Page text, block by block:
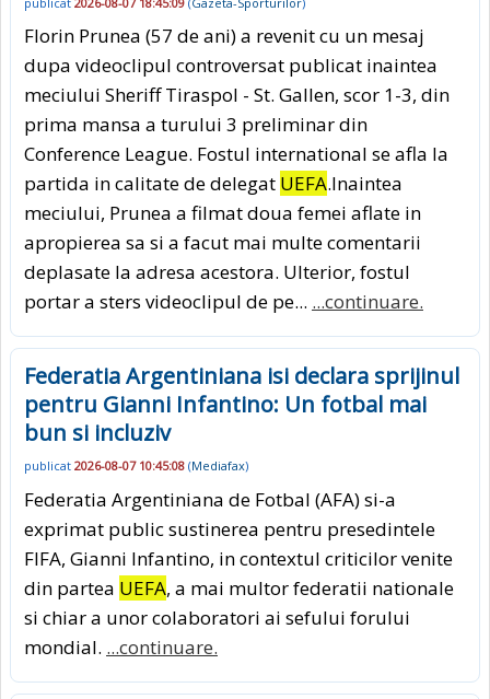
Florin Prunea (57 de ani) a revenit cu un mesaj
dupa videoclipul controversat publicat inaintea
meciului Sheriff Tiraspol - St. Gallen, scor 1-3, din
prima mansa a turului 3 preliminar din
Conference League. Fostul international se afla la
partida in calitate de delegat UEFA.Inaintea
meciului, Prunea a filmat doua femei aflate in
apropierea sa si a facut mai multe comentarii
deplasate la adresa acestora. Ulterior, fostul
portar a sters videoclipul de pe... ...continuare.
Federatia Argentiniana isi declara sprijinul
pentru Gianni Infantino: Un fotbal mai
bun si incluziv
publicat 2026-08-07 10:45:08 (Mediafax)
Federatia Argentiniana de Fotbal (AFA) si-a
exprimat public sustinerea pentru presedintele
FIFA, Gianni Infantino, in contextul criticilor venite
din partea UEFA, a mai multor federatii nationale
si chiar a unor colaboratori ai sefului forului
mondial. ...continuare.